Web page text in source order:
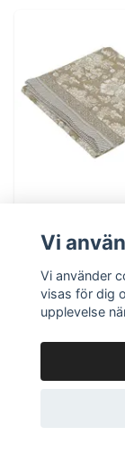
145 × 300 cm
499 kr
Vi
Vi använder
visas för dig
upplevelse